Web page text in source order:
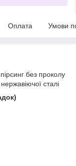
Оплата Умови
без проколу
сталі